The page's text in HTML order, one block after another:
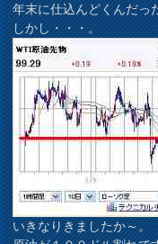
年末に仕込んどくんだっ
しかし・・・。
いきなりきましたか～。